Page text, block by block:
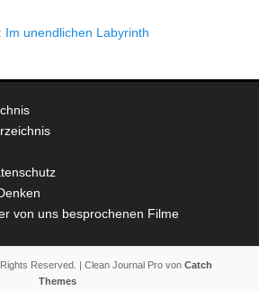
Im unendlichen Labyrinth
von uns besprochenen Filme
Rights Reserved. | Clean Journal Pro von Catch
Themes